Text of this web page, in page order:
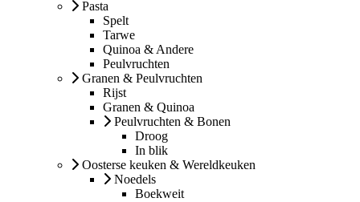
Pasta
Spelt
Tarwe
Quinoa & Andere
Peulvruchten
Granen & Peulvruchten
Rijst
Granen & Quinoa
Peulvruchten & Bonen
Droog
In blik
Oosterse keuken & Wereldkeuken
Noedels
Boekweit